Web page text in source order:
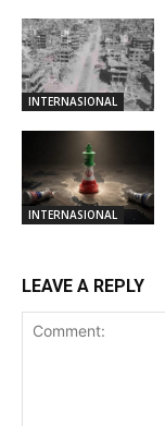
INTERNASIONAL
INTERNASIONAL
LEAVE A REPLY